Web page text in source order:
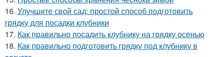
16. Улучшите свой сад: простой способ подготовить
грядку для посадки клубники
17. Как правильно посадить клубнику на грядку осенью
18. Как правильно подготовить грядку под клубнику в